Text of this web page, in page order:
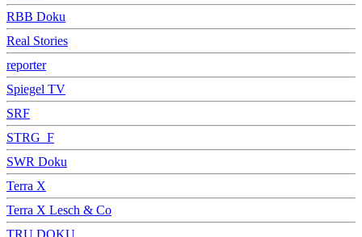
RBB Doku
Real Stories
reporter
Spiegel TV
SRF
STRG_F
SWR Doku
Terra X
Terra X Lesch & Co
TRU DOKU